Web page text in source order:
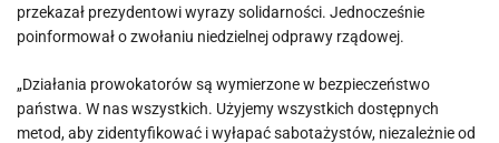
przekazał prezydentowi wyrazy solidarności. Jednocześnie
poinformował o zwołaniu niedzielnej odprawy rządowej.
„Działania prowokatorów są wymierzone w bezpieczeństwo
państwa. W nas wszystkich. Użyjemy wszystkich dostępnych
metod, aby zidentyfikować i wyłapać sabotażystów, niezależnie od